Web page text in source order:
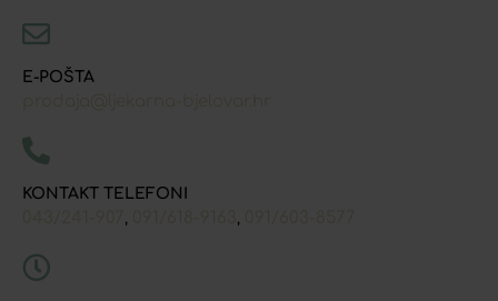
E-POŠTA
KONTAKT TELEFONI
, ,